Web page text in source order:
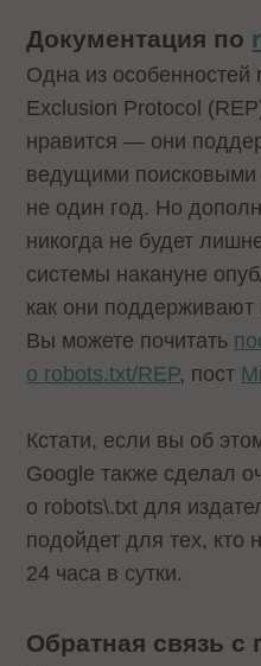
Документация по
Одна из особенностей
Exclusion Protocol
нравится — они
ведущими поисковыми
не один год. Но
никогда не будет
системы накануне
как они поддерживают
Вы можете почитать
о robots.txt/REP, пост
Кстати, если вы об
Google также сделал
о robots\.txt для
подойдет для тех, кто
24 часа в сутки.
Обратная связь с